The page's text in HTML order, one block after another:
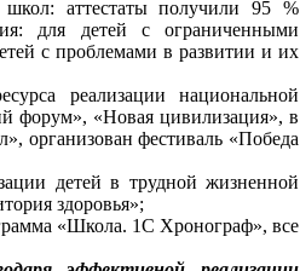
школ: аттестаты получили 95 %
для детей с ограниченными
с проблемами в развитии и их
реализации национальной
форум», «Новая цивилизация», в
организован фестиваль «Победа
детей в трудной жизненной
здоровья»;
«Школа. 1С Хронограф», все